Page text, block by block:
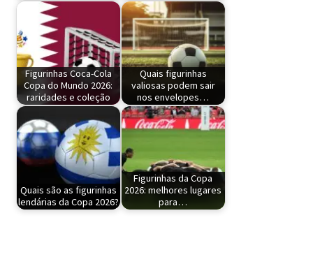
Figurinhas Coca-Cola
Copa do Mundo 2026:
raridades e coleção
Quais figurinhas
valiosas podem sair
nos envelopes…
Quais são as figurinhas
lendárias da Copa 2026?
Figurinhas da Copa
2026: melhores lugares
para…